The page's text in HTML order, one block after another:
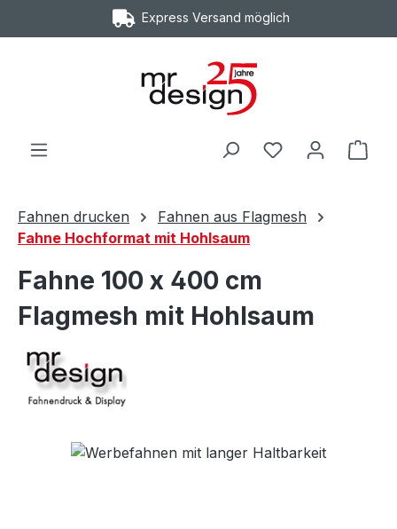
Zum Hauptinhalt springenExpress Versand möglich
Fahnen drucken
Fahnen aus Flagmesh
Fahne Hochformat mit Hohlsaum
Fahne 100 x 400 cm
Flagmesh mit Hohlsaum
Bildergalerie überspringen